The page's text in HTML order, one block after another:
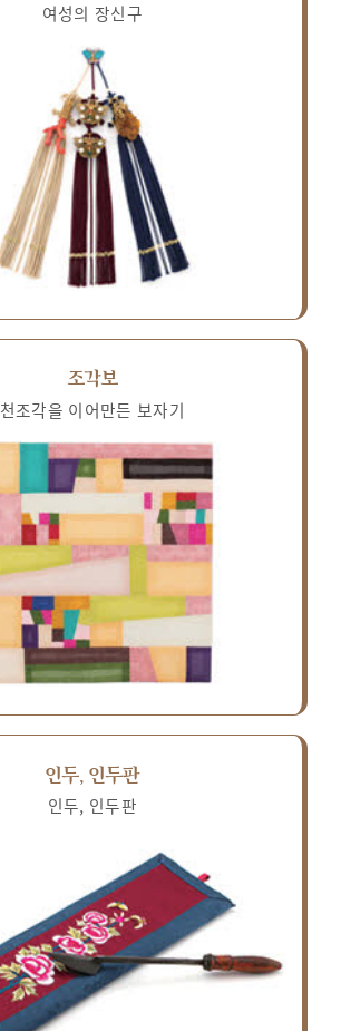
여성의 장신구
조각보
천조각을 이어만든 보자기
인두, 인두판
인두, 인두판